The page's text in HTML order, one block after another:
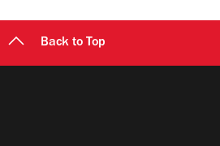
Back to Top